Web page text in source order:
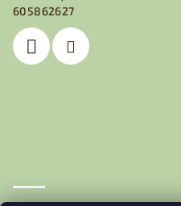
605862627